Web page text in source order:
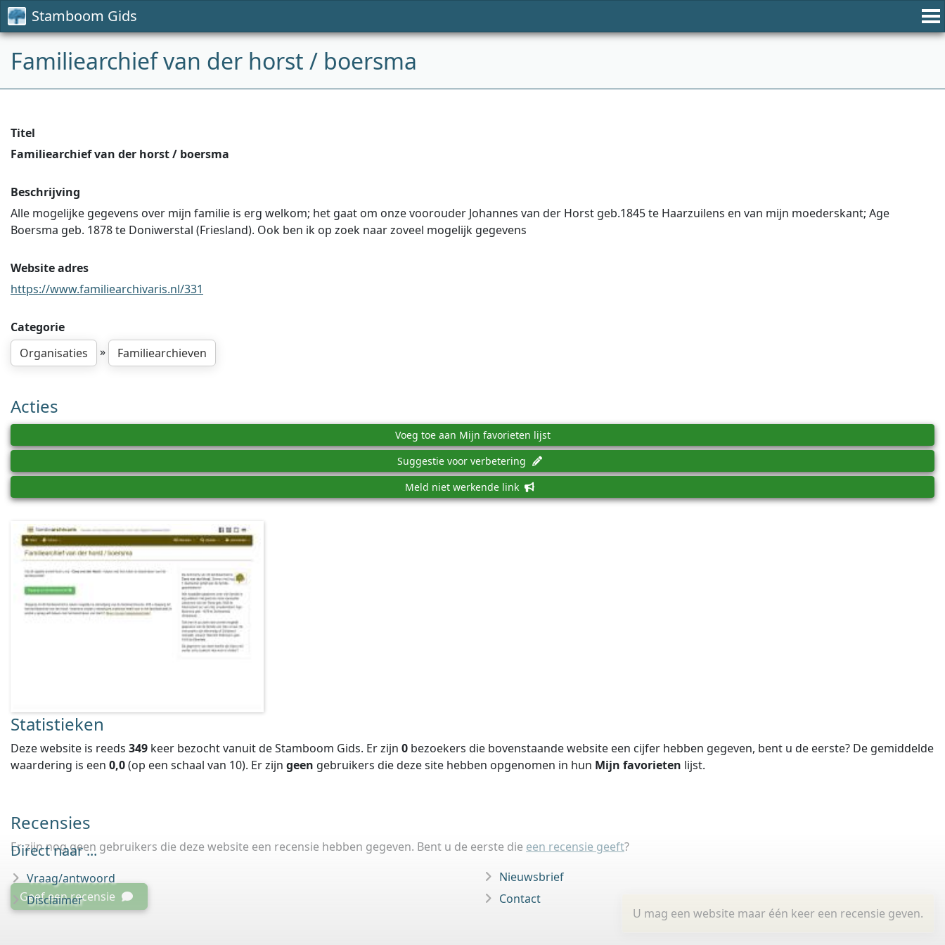
Stamboom Gids
Familiearchief van der horst / boersma
Titel
Familiearchief van der horst / boersma
Beschrijving
Alle mogelijke gegevens over mijn familie is erg welkom; het gaat om onze voorouder Johannes van der Horst geb.1845 te Haarzuilens en van mijn moederskant; Age
Boersma geb. 1878 te Doniwerstal (Friesland). Ook ben ik op zoek naar zoveel mogelijk gegevens
Website adres
https://www.familiearchivaris.nl/331
Categorie
Organisaties
» Familiearchieven
Acties
Voeg toe aan Mijn favorieten lijst
Suggestie voor verbetering
Meld niet werkende link
Statistieken
Deze website is reeds 349 keer bezocht vanuit de Stamboom Gids. Er zijn 0 bezoekers die bovenstaande website een cijfer hebben gegeven, bent u de eerste? De gemiddelde
waardering is een 0,0(op een schaal van 10). Er zijn geen gebruikers die deze site hebben opgenomen in hun Mijn favorieten lijst.
Recensies
Er zijn nog geen gebruikers die deze website een recensie hebben gegeven. Bent u de eerste die een recensie geeft?
U mag een website maar één keer een recensie geven.
Geef een recensie
Direct naar ...
Vraag/antwoord
Disclaimer
Nieuwsbrief
Contact